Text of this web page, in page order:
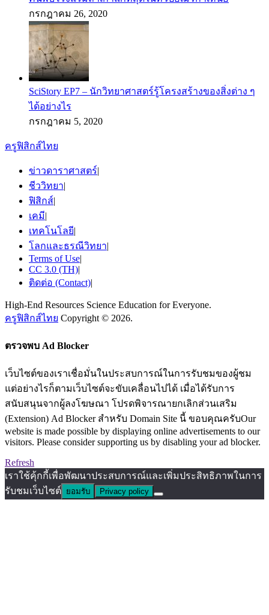
กรกฎาคม 26, 2020
SciStory EP7 – นักวิทยาศาสตร์รู้โครงสร้างของสิ่งต่าง ๆ
ได้อย่างไร
กรกฎาคม 5, 2020
ครูฟิสิกส์ไทย
ข่าวดาราศาสตร์|
ชีววิทยา|
ฟิสิกส์|
เคมี|
เทคโนโลยี|
โลกและธรณีวิทยา|
Terms of Use|
CC 3.0 (TH)|
ติดต่อ (Contact)|
High-End Resources Science Education for Everyone.
ครูฟิสิกส์ไทย Copyright © 2026.
ตรวจพบ Ad Blocker
เว็บไซต์ของเราเชื่อมั่นในประสบการณ์ในการรับชมของผู้ชม
แต่อย่างไรก็ตามเว็บไซต์จะขับเคลื่อนไปได้ เมื่อได้รับการ
สนับสนุนจากผู้ลงโฆษณา โปรดพิจารณายกเลิกส่วนเสริม
(Extension) Ad Blocker สำหรับ Domain Site นี้ ขอบคุณครับOur
website is made possible by displaying online advertisements to our
visitors. Please consider supporting us by disabling your ad blocker.
Refresh
เราใช้คุ้กกี้เพื่อพัฒนาประสบการณ์และเพิ่มประสิทธิภาพในการ
รับชมเว็บไซต์ ยอมรับ Privacy policy